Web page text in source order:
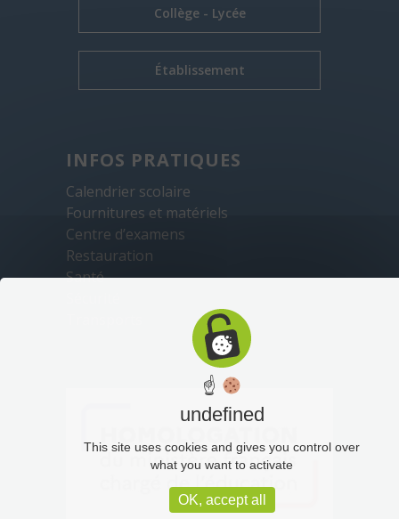
Collège - Lycée
Établissement
INFOS PRATIQUES
Calendrier scolaire
Fournitures et matériels
Centre d’examens
Restauration
Santé
☝
undefined
This site uses cookies and gives you control over
what you want to activate
OK, accept all